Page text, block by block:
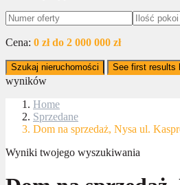
Cena: 0 zł do 2 000 000 zł
Szukaj nieruchomości See first results
wyników
Home
Sprzedane
Dom na sprzedaż, Nysa ul.
Wyniki twojego wyszukiwania